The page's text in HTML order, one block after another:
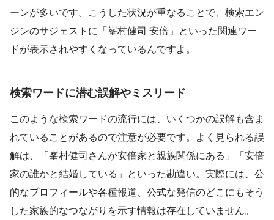
ーンが多いです。こうした状況が重なることで、検索エン
ジンのサジェストに「峯村健司 安倍」といった関連ワー
ドが表示されやすくなっているんですよ。
検索ワードに潜む誤解やミスリード
このような検索ワードの流行には、いくつかの誤解も含ま
れていることがあるので注意が必要です。よく見られる誤
解は、「峯村健司さんが安倍家と親族関係にある」「安倍
家の誰かと結婚している」といった勘違い。実際には、公
的なプロフィールや各種報道、公式な発信のどこにもそう
した家族的なつながりを示す情報は存在していません。